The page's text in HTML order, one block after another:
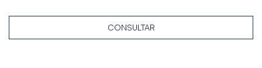
CONSULTAR